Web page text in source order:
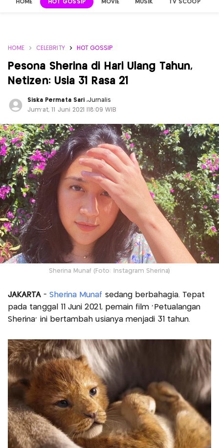
HOME HOT GOSSIP MOVIE MUSIK TV SCOOP
HOME CELEBRITY HOT GOSSIP
Pesona Sherina di Hari Ulang Tahun,
Netizen: Usia 31 Rasa 21
Siska Permata Sari ,Jurnalis
Jum'at, 11 Juni 2021 |18:09 WIB
Sherina Munaf (Foto: Instagram Sherina)
JAKARTA- Sherina Munaf sedang berbahagia. Tepat
pada tanggal 11 Juni 2021, pemain film ‘Petualangan
Sherina’ ini bertambah usianya menjadi 31 tahun.